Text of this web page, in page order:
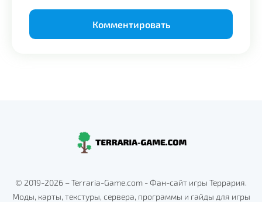
© 2019-2026 – Terraria-Game.com - Фан-сайт игры Террария.
Моды, карты, текстуры, сервера, программы и гайды для игры